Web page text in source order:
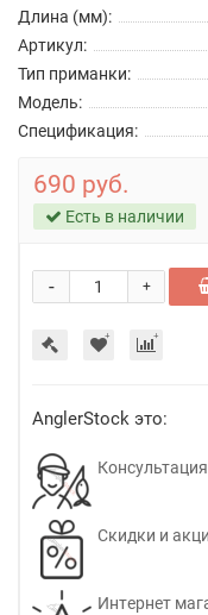
Длина (мм):
Артикул:
Тип приманки:
Модель:
Спецификация:
690 руб.
Есть в наличии
+
-
AnglerStock это:
Скидки и
Интернет